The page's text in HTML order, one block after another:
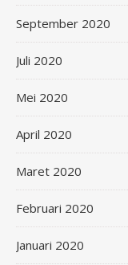
September 2020
Juli 2020
Mei 2020
April 2020
Maret 2020
Februari 2020
Januari 2020